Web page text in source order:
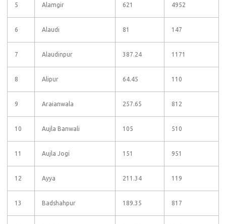
5 Alamgir 621 4952
6 Alaudi 81 147
7 Alaudinpur 387.24 1171
8 Alipur 64.45 110
9 Araianwala 257.65 812
10 Aujla Banwali 105 510
11 Aujla Jogi 151 951
12 Ayya 211.34 119
13 Badshahpur 189.35 817